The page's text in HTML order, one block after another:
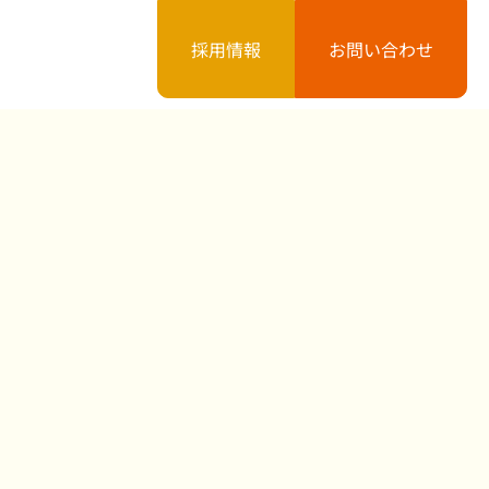
採用情報 お問い合わせ